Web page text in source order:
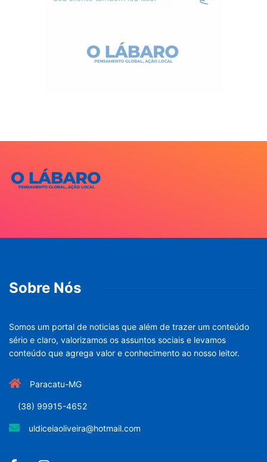
Sobre Nós
Somos um portal de noticias que além de trazer um conteúdo
sério e claro, valorizamos os assuntos sociais e levamos
conteúdo que agrega valor e conhecimento ao nosso leitor.
Paracatu-MG
(38) 99915-4652
uldiceiaoliveira@hotmail.com